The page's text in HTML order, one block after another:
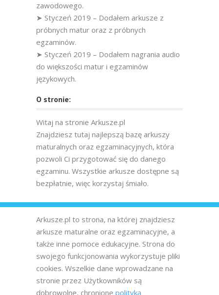
zawodowego.
➤ Styczeń 2019 – Dodałem arkusze z
próbnych matur oraz z próbnych
egzaminów.
➤ Styczeń 2019 – Dodałem nagrania audio
do większości matur i egzaminów
językowych.
O stronie:
Witaj na stronie Arkusze.pl
Znajdziesz tutaj najlepszą bazę arkuszy
maturalnych oraz egzaminacyjnych, która
pozwoli Ci przygotować się do danego
egzaminu. Wszystkie arkusze dostępne są
bezpłatnie, więc korzystaj śmiało.
Arkusze.pl to strona, na której znajdziesz
arkusze maturalne oraz egzaminacyjne, a
także inne pomoce edukacyjne. Strona do
swojego funkcjonowania wykorzystuje pliki
cookies. Wszelkie dane wprowadzane na
stronie przez Użytkowników są
dobrowolne, chronione polityką